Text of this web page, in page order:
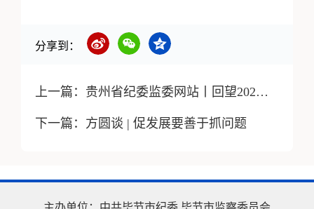
分享到：
上一篇： 贵州省纪委监委网站丨回望2025·“县”在落实㉓丨毕节金沙：“纪法微讲堂”助力提升办案质效
下一篇： 方圆谈 | 促发展要善于抓问题